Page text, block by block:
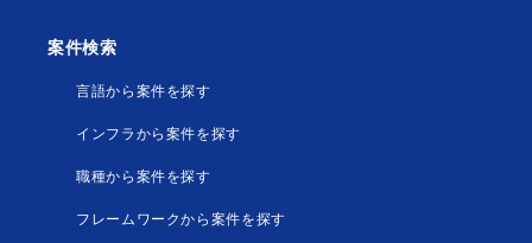
案件検索
言語から案件を探す
インフラから案件を探す
職種から案件を探す
フレームワークから案件を探す